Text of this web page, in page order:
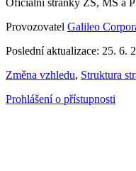
Provozovatel Galileo
Poslední aktualizace: 25. 6.
Změna vzhledu, Struktura
Prohlášení o přístupnosti